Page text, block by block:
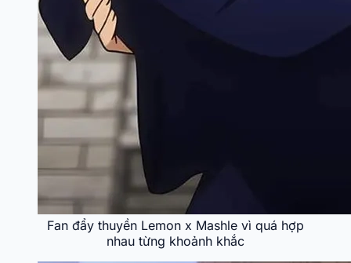
Fan đẩy thuyền Lemon x Mashle vì quá hợp
nhau từng khoảnh khắc